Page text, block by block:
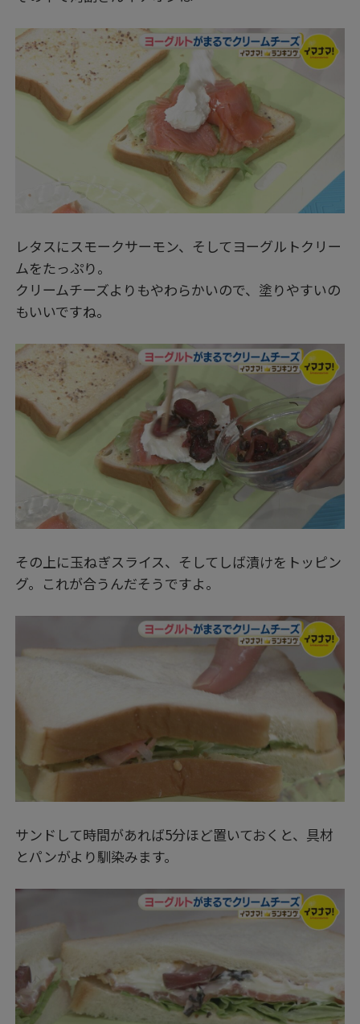
レタスにスモークサーモン、そしてヨーグルトクリー
ムをたっぷり。
クリームチーズよりもやわらかいので、塗りやすいの
もいいですね。
その上に玉ねぎスライス、そしてしば漬けをトッピン
グ。これが合うんだそうですよ。
サンドして時間があれば5分ほど置いておくと、具材
とパンがより馴染みます。